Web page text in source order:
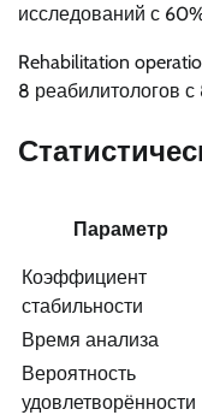
исследований с
Rehabilitation
8 реабилитологов
Параметр
Коэффициент
стабильности
Время анализа
Вероятность
удовлетворённости